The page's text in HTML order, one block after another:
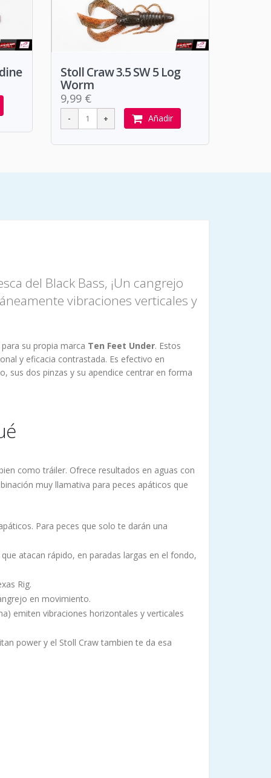
Stoll Craw 3.5 SW 5 Log
Worm
9,99 €
Añadir
del Black Bass, ¡Un cangrejo
vibraciones verticales y
su propia marca Ten Feet Under. Estos
y eficacia contrastada. Es efectivo en
sus dos pinzas y su apendice centrar en forma
como tráiler. Ofrece resultados en aguas con
muy llamativa para peces apáticos que
Para peces que solo te darán una
atacan rápido, en paradas largas en el fondo,
Rig.
en movimiento.
emiten vibraciones horizontales y verticales
power y el Stoll Craw tambien te da esa